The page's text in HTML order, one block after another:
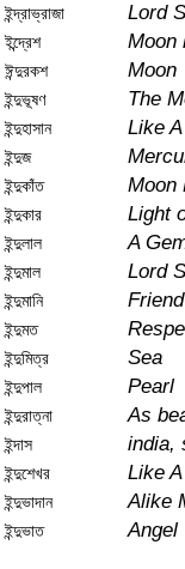
ইন্দ্রাভ্রাজা
Lord
ইন্দ্রেশ
Moon
ঈন্দুরকশ
Moon
ইন্দুভূষণ
The
ইন্দুহাসান
Like
ইন্দুজ
ইন্দুকাঁত
Moon
ইন্দুকার
Light
ইন্দুলাল
A
ইন্দুমাল
Lord
ইন্দুমানি
ইন্দুমত
ইন্দুমিত্র
Sea
ইন্দুপাল
Pearl
ইন্দুরাত্না
As
ইন্দাস
india,
ইন্দুশেখর
Like
ইন্দুভাদান
Alike
ইন্দুভাত Angel